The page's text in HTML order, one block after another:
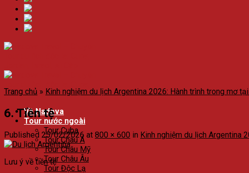
Về Nadova
Tour nước ngoài
Tour Cuba
Tour Châu Á
Tour Châu Mỹ
Tour Châu Âu
Tour Độc Lạ
Trang chủ » Kinh nghiệm du lịch Argentina 2026: Hành trình trong mơ
6. Tiền tệ
Published 25/02/2026 at 800 × 600 in Kinh nghiệm du lịch Argentina
Lưu ý về tiền tệ